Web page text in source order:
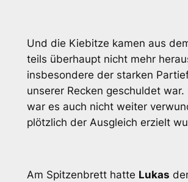
Und die Kiebitze kamen aus
teils überhaupt nicht mehr
insbesondere der starken
unserer Recken geschuldet war.
war es auch nicht weiter
plötzlich der Ausgleich erzielt
Am Spitzenbrett hatte Lukas